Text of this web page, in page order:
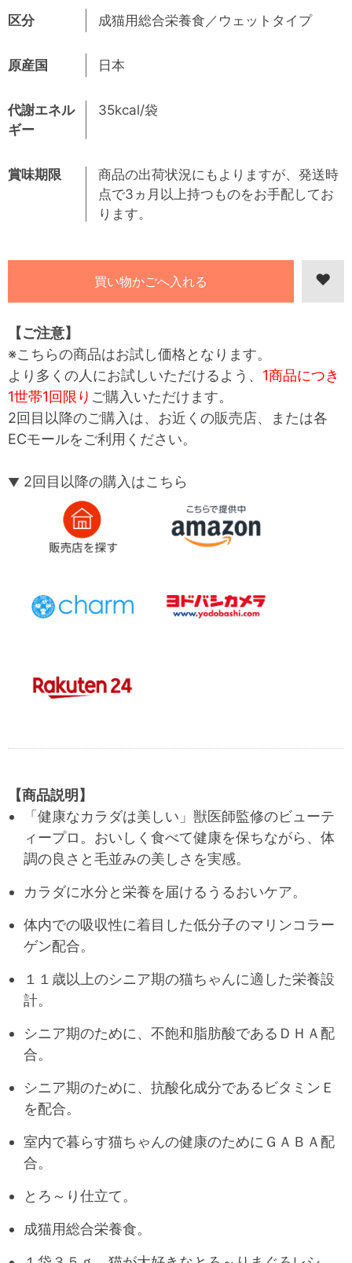
区分 成猫用総合栄養食／ウェットタイプ
原産国 日本
代謝エネル
ギー
35kcal/袋
賞味期限
商品の出荷状況にもよりますが、発送時
点で3ヵ月以上持つものをお手配してお
ります。
【ご注意】
※こちらの商品はお試し価格となります。
より多くの人にお試しいただけるよう、 1商品につき
1世帯1回限り ご購入いただけます。
2回目以降のご購入は、お近くの販売店、または各
ECモールをご利用ください。
▼ 2回目以降の購入はこちら
【商品説明】
「健康なカラダは美しい」獣医師監修のビューテ
ィープロ。おいしく食べて健康を保ちながら、体
調の良さと毛並みの美しさを実感。
カラダに水分と栄養を届けるうるおいケア。
体内での吸収性に着目した低分子のマリンコラー
ゲン配合。
１１歳以上のシニア期の猫ちゃんに適した栄養設
計。
シニア期のために、不飽和脂肪酸であるＤＨＡ配
合。
シニア期のために、抗酸化成分であるビタミンＥ
を配合。
室内で暮らす猫ちゃんの健康のためにＧＡＢＡ配
合。
とろ～り仕立て。
成猫用総合栄養食。